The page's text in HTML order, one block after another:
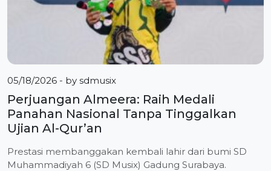
05/18/2026 - by sdmusix
Perjuangan Almeera: Raih Medali
Panahan Nasional Tanpa Tinggalkan
Ujian Al-Qur’an
Prestasi membanggakan kembali lahir dari bumi SD
Muhammadiyah 6 (SD Musix) Gadung Surabaya.